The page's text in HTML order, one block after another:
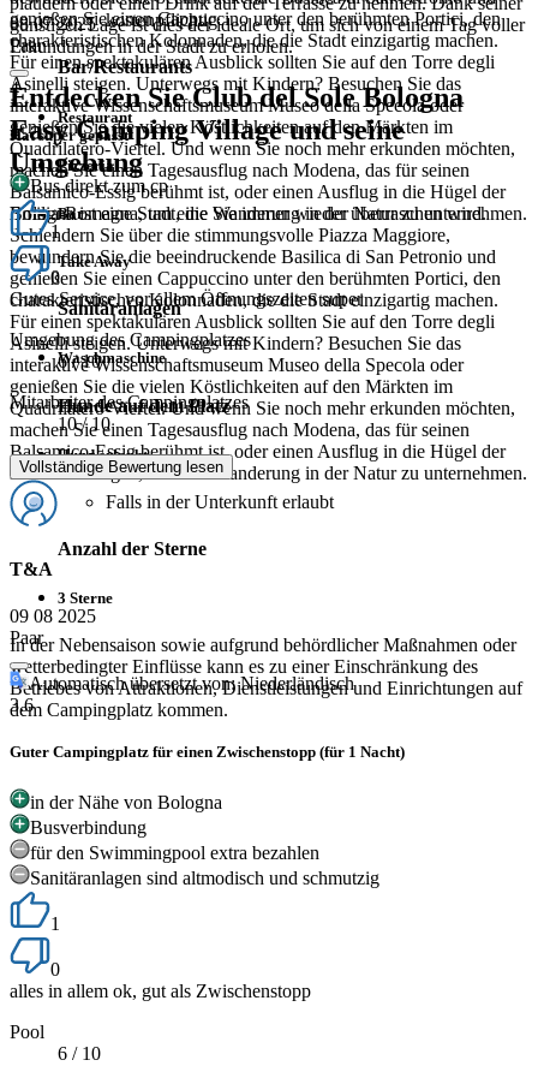
genießen Sie einen Cappuccino unter den berühmten Portici, den
charakteristischen Kolonnaden, die die Stadt einzigartig machen.
Für einen spektakulären Ausblick sollten Sie auf den Torre degli
Asinelli steigen. Unterwegs mit Kindern? Besuchen Sie das
interaktive Wissenschaftsmuseum Museo della Specola oder
genießen Sie die vielen Köstlichkeiten auf den Märkten im
Quadrilatero-Viertel. Und wenn Sie noch mehr erkunden möchten,
machen Sie einen Tagesausflug nach Modena, das für seinen
Balsamico-Essig berühmt ist, oder einen Ausflug in die Hügel der
Emilia-Romagna, um eine Wanderung in der Natur zu unternehmen.
günstigen Lage ist dies der ideale Ort, um sich von einem Tag voller
Erkundungen in der Stadt zu erholen.
Entdecken Sie Club del Sole Bologna
Easy Camping Village und seine
Umgebung
Bologna ist eine Stadt, die Sie immer wieder überraschen wird.
Schlendern Sie über die stimmungsvolle Piazza Maggiore,
bewundern Sie die beeindruckende Basilica di San Petronio und
genießen Sie einen Cappuccino unter den berühmten Portici, den
charakteristischen Kolonnaden, die die Stadt einzigartig machen.
Für einen spektakulären Ausblick sollten Sie auf den Torre degli
Asinelli steigen. Unterwegs mit Kindern? Besuchen Sie das
interaktive Wissenschaftsmuseum Museo della Specola oder
genießen Sie die vielen Köstlichkeiten auf den Märkten im
Quadrilatero-Viertel. Und wenn Sie noch mehr erkunden möchten,
machen Sie einen Tagesausflug nach Modena, das für seinen
Balsamico-Essig berühmt ist, oder einen Ausflug in die Hügel der
Emilia-Romagna, um eine Wanderung in der Natur zu unternehmen.
kostenpflichtig
Bar/Restaurants
Restaurant
Pizzeria
Bar
Take Away
Sanitäranlagen
Waschmaschine
Hunde auf dem Platz
Hund erlaubt
Falls in der Unterkunft erlaubt
Anzahl der Sterne
3 Sterne
In der Nebensaison sowie aufgrund behördlicher Maßnahmen oder
wetterbedingter Einflüsse kann es zu einer Einschränkung des
Betriebes von Attraktionen, Dienstleistungen und Einrichtungen auf
dem Campingplatz kommen.
08 07 2025
Paar
4
Hat super gepasst
Bus direkt zum cp
1
0
Gutes Service, vor allem Öffnungszeiten super
Umgebung des Campingplatzes
6/ 10
Mitarbeiter des Campingplatzes
10/ 10
Vollständige Bewertung lesen
T&A
09 08 2025
Paar
Automatisch übersetzt von: Niederländisch
3.6
Guter Campingplatz für einen Zwischenstopp (für 1 Nacht)
in der Nähe von Bologna
Busverbindung
für den Swimmingpool extra bezahlen
Sanitäranlagen sind altmodisch und schmutzig
1
0
alles in allem ok, gut als Zwischenstopp
Pool
6 / 10